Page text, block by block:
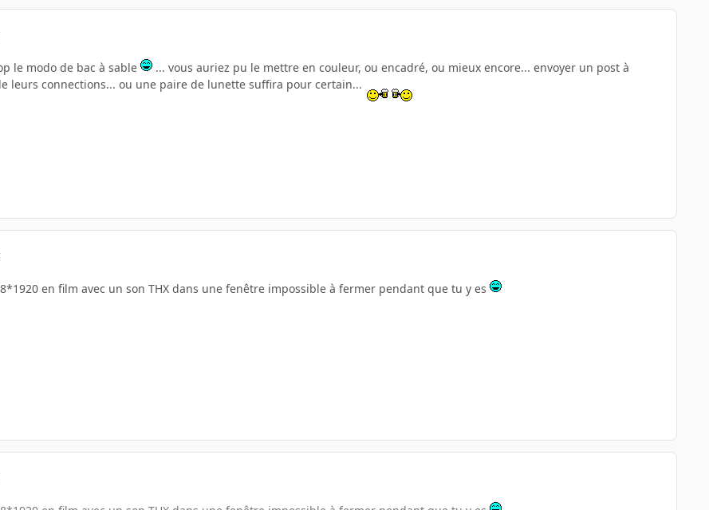
le modo de bac à sable
... vous auriez pu le mettre en couleur, ou encadré, ou mieux encore... envoyer un post à
leurs connections... ou une paire de lunette suffira pour certain...
en film avec un son THX dans une fenêtre impossible à fermer pendant que tu y es